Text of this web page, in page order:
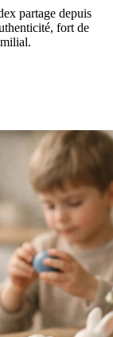
partage depuis
fort de